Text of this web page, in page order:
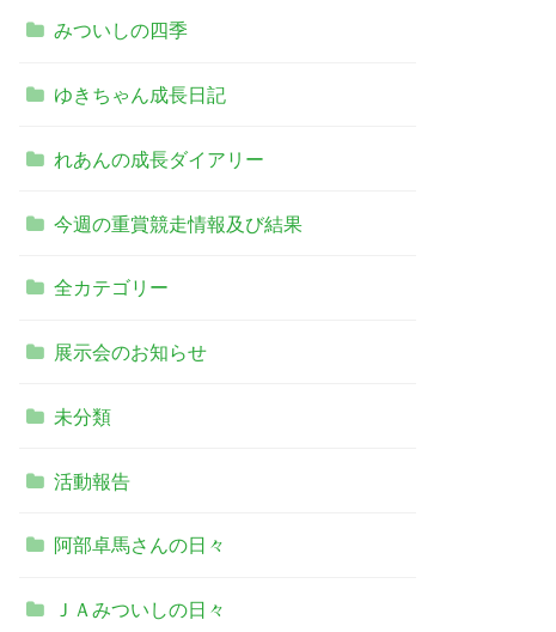
みついしの四季
ゆきちゃん成長日記
れあんの成長ダイアリー
今週の重賞競走情報及び結果
全カテゴリー
展示会のお知らせ
未分類
活動報告
阿部卓馬さんの日々
ＪＡみついしの日々